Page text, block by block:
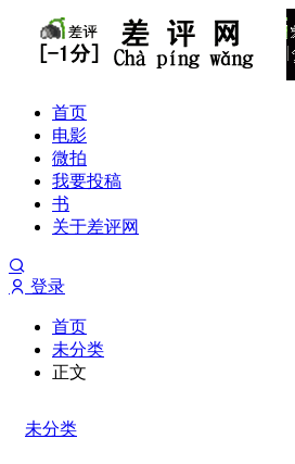
首页
电影
微拍
我要投稿
书
关于差评网
登录
首页
未分类
正文
未分类